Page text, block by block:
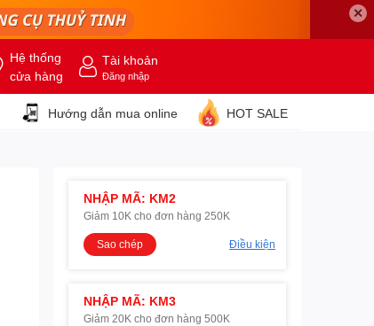
✕
Hệ thống
cửa hàng
Tài khoản
Đăng nhập
Hướng dẫn mua online HOT SALE
NHẬP MÃ: KM2
Giảm 10K cho đơn hàng 250K
Sao chép Điều kiện
NHẬP MÃ: KM3
Giảm 20K cho đơn hàng 500K